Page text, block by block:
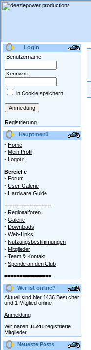
Login
Benutzername
Kennwort
in Cookie speichern
Registrierung
Hauptmenü
· Home
· Mein Profil
· Logout
Bereiche
· Forum
· User-Galerie
· Hardware Guide
================
· Regionalforen
· Galerie
· Downloads
· Web-Links
· Nutzungsbestimmungen
· Mitglieder
· Team & Kontakt
· Spende an den Club
================
Wer ist online?
Aktuell sind hier 1436 Besucher
und 1 Mitglied online
Anmeldung
Wir haben 11241 registrierte
Mitglieder.
Neueste Posts